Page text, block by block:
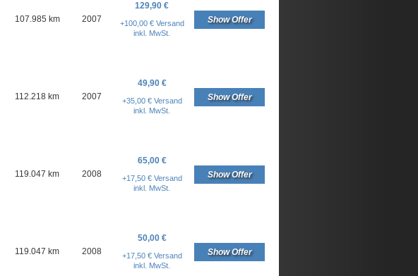
107.985 km 2007
129,90 €
+100,00 € Versand
inkl. MwSt.
Show Offer
112.218 km 2007
49,90 €
+35,00 € Versand
inkl. MwSt.
Show Offer
119.047 km 2008
65,00 €
+17,50 € Versand
inkl. MwSt.
Show Offer
119.047 km 2008
50,00 €
+17,50 € Versand
inkl. MwSt.
Show Offer